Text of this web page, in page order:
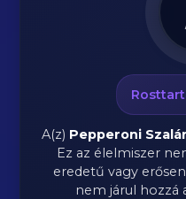
A(z) Pepperoni
Ez az élelmiszer
eredetű vagy
nem járul hozzá